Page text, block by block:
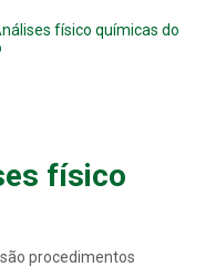
físico
são procedimentos